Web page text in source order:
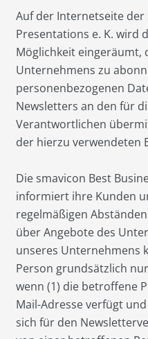
Auf der Internetseite der
Presentations e. K. wird
Möglichkeit eingeräumt,
Unternehmens zu
personenbezogenen
Newsletters an den für
Verantwortlichen
der hierzu verwendeten
Die smavicon Best
informiert ihre Kunden
regelmäßigen
über Angebote des
unseres Unternehmens
Person grundsätzlich
wenn (1) die betroffene
Mail-Adresse verfügt
sich für den